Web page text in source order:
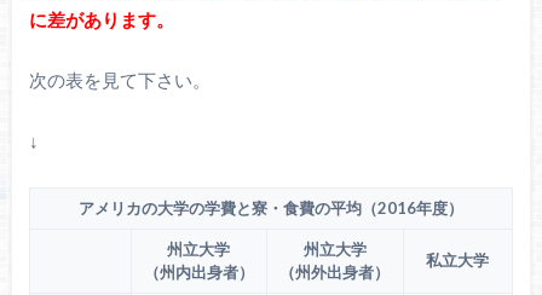
に差があります。
次の表を見て下さい。
↓
アメリカの大学の学費と寮・食費の平均（2016年度）
州立大学
（州内出身者）
州立大学
（州外出身者）
私立大学